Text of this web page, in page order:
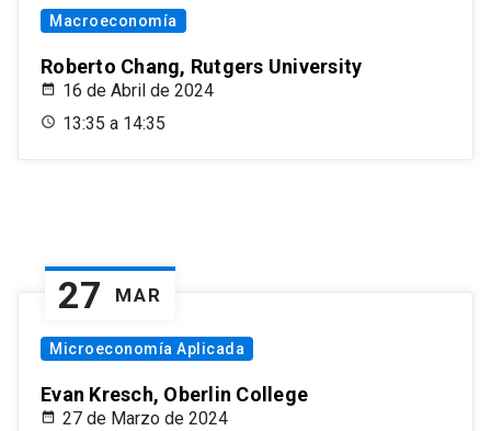
Macroeconomía
Roberto Chang, Rutgers University
16 de Abril de 2024
13:35 a 14:35
27 MAR
Microeconomía Aplicada
Evan Kresch, Oberlin College
27 de Marzo de 2024